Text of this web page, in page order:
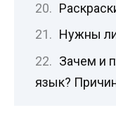
Нужны
Зачем и
язык?